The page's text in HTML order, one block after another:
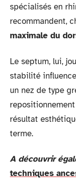
spécialisés en
recommandent,
maximale du
Le septum, lui,
stabilité
un nez de type
résultat
terme.
A découvrir
techniques